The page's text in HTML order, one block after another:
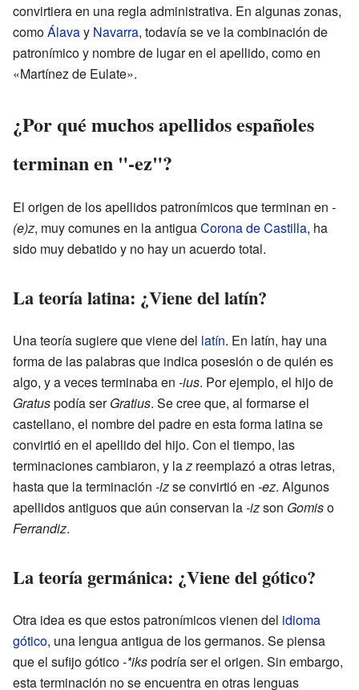
convirtiera en una regla administrativa. En algunas zonas,
comoÁlavay Navarra, todavía se ve la combinación de
patronímico y nombre de lugar en el apellido, como en
«Martínez de Eulate».
¿Por qué muchos apellidos españoles
terminan en "-ez"?
El origen de los apellidos patronímicos que terminan en -
(e)z, muy comunes en la antiguaCorona de Castilla, ha
sido muy debatido y no hay un acuerdo total.
La teoría latina: ¿Viene del latín?
Una teoría sugiere que viene del latín. En latín, hay una
forma de las palabras que indica posesión o de quién es
algo, y a veces terminaba en -ius. Por ejemplo, el hijo de
Gratuspodía serGratius. Se cree que, al formarse el
castellano, el nombre del padre en esta forma latina se
convirtió en el apellido del hijo. Con el tiempo, las
terminaciones cambiaron, y laz reemplazó a otras letras,
hasta que la terminación -izse convirtió en -ez. Algunos
apellidos antiguos que aún conservan la-izson Gomiso
Ferrandiz.
La teoría germánica: ¿Viene del gótico?
Otra idea es que estos patronímicos vienen del idioma
gótico, una lengua antigua de los germanos. Se piensa
que el sufijo gótico-*ikspodría ser el origen. Sin embargo,
esta terminación no se encuentra en otras lenguas